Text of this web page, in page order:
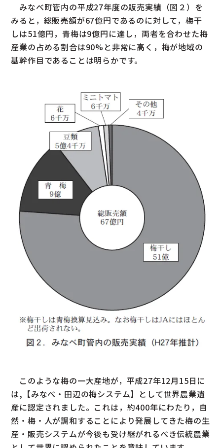
みなべ町管内の平成27年度の販売実績（図２）を
みると，総販売額が67億円であるのに対して，梅干
しは51億円，青梅は9億円に達し，両者を合わせた梅
産業の占める割合は90%と非常に高く，梅が地域の
基幹作目であることは明らかです。
このような梅の一大産地が，平成27年12月15日に
は,【みなべ・田辺の梅システム】として世界農業遺
産に認定されました。これは，約400年にわたり，自
然・梅・人が調和することにより発展してきた梅の生
産・販売システムが今後も受け継がれるべき伝統農業